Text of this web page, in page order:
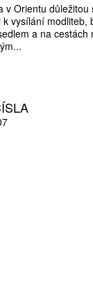
v Orientu
vysílání modliteb,
a na